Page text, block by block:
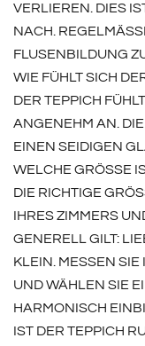
VERLIEREN. DIES
NACH.
LUSENBILDUNG
WIE FÜHLT SICH
DER TEPPICH
ANGENEHM AN.
EINEN SEIDIGEN
WELCHE GRÖSSE
DIE RICHTIGE
RES ZIMMERS UND
NERELL GILT:
IN. MESSEN SIE
WÄHLEN SIE EINE
ONISCH
IST DER TEPPICH